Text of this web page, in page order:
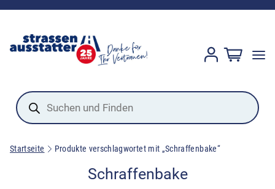
Products
search
Startseite Produkte verschlagwortet mit „Schraffenbake“
Schraffenbake